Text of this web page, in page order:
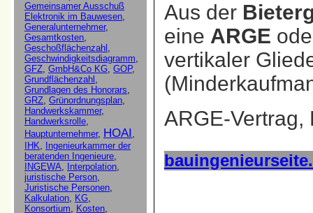
Aus der
eine ARGE
vertikaler
ARGE-Vertrag,